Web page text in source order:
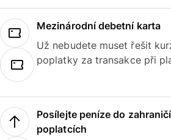
Mezinárodní debetní karta
Už nebudete muset řešit
poplatky za transakce při
Posílejte peníze do
poplatcích